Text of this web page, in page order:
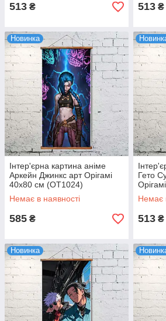
513 ₴ 513 ₴
Новинка
Інтер'єрна картина аніме
Аркейн Джинкс арт Орігамі
40x80 см (OT1024)
Немає в наявності
585 ₴
Гето
Немає
513 ₴
Новинка